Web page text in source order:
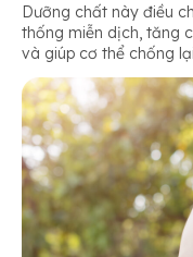
Dưỡng chất này điều
thống miễn dịch, tăng
và giúp cơ thể chống